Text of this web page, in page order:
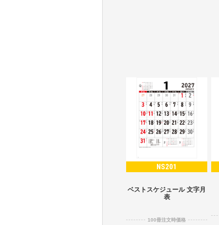
NS201
ベストスケジュール 文字月
表
100冊注文時価格